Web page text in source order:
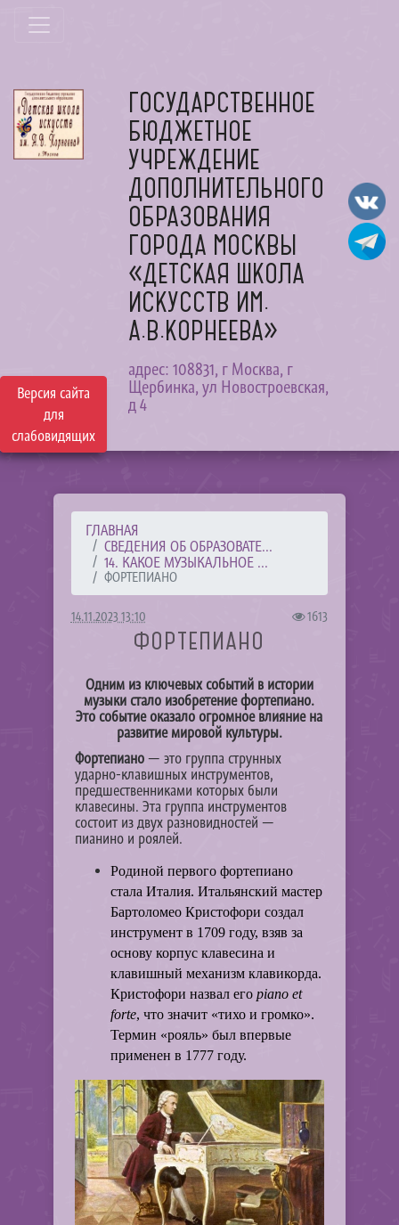
Версия сайта
для
слабовидящих
ГОСУДАРСТВЕННОЕ
БЮДЖЕТНОЕ
УЧРЕЖДЕНИЕ
ДОПОЛНИТЕЛЬНОГО
ОБРАЗОВАНИЯ
ГОРОДА МОСКВЫ
«ДЕТСКАЯ ШКОЛА
ИСКУССТВ ИМ.
А.В.КОРНЕЕВА»
адрес: 108831, г Москва, г
Щербинка, ул Новостроевская,
д 4
ГЛАВНАЯ
СВЕДЕНИЯ ОБ ОБРАЗОВАТЕ...
14. КАКОЕ МУЗЫКАЛЬНОЕ ...
ФОРТЕПИАНО
14.11.2023 13:10 1613
ФОРТЕПИАНО
Одним из ключевых событий в истории
музыки стало изобретение фортепиано.
Это событие оказало огромное влияние на
развитие мировой культуры.
Фортепиано— это группа струнных
ударно-клавишных инструментов,
предшественниками которых были
клавесины. Эта группа инструментов
состоит из двух разновидностей —
пианино и роялей.
Родиной первого фортепиано
стала Италия. Итальянский мастер
Бартоломео Кристофори создал
инструмент в 1709 году, взяв за
основу корпус клавесина и
клавишный механизм клавикорда.
Кристофори назвал его piano et
forte, что значит «тихо и громко».
Термин «рояль» был впервые
применен в 1777 году.